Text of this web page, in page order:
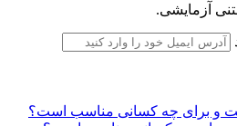
آزمایشی.